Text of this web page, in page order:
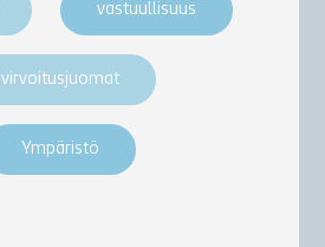
vastuullisuus
virvoitusjuomat
Ympäristö